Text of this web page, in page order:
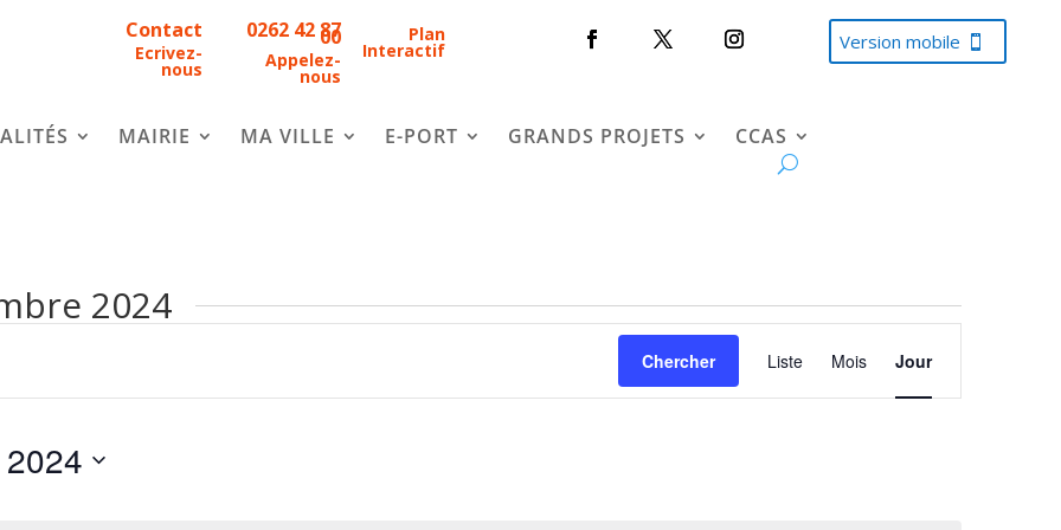
Contact
Ecrivez-
nous
0262 42 87
00
Appelez-
nous
Plan
Interactif Version mobile
MAIRIE MA VILLE E-PORT GRANDS PROJETS CCAS
2024
Chercher
Navigation
de
vues
Liste Mois Jour